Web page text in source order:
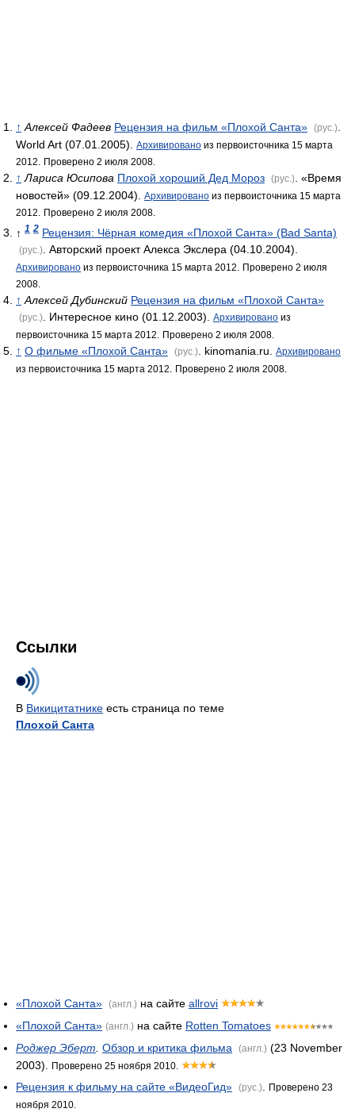
↑ Алексей Фадеев Рецензия на фильм «Плохой Санта» (рус.)
World Art (07.01.2005).
Архивировано из первоисточника 15 марта
2012.
Проверено 2 июля 2008.
↑ Лариса Юсипова Плохой хороший Дед Мороз (рус.) . «Время
новостей» (09.12.2004).
Архивировано из первоисточника 15 марта
2012.
Проверено 2 июля 2008.
↑ 1 2 Рецензия: Чёрная комедия «Плохой Санта» (Bad Santa)
(рус.) . Авторский проект Алекса Экслера (04.10.2004).
Архивировано из первоисточника 15 марта 2012.
Проверено 2 июля
2008.
↑ Алексей Дубинский Рецензия на фильм «Плохой Санта»
(рус.) . Интересное кино (01.12.2003). Архивировано из
первоисточника 15 марта 2012.
Проверено 2 июля 2008.
↑ О фильме «Плохой Санта» (рус.) . kinomania.ru.
Архивировано
из первоисточника 15 марта 2012.
Проверено 2 июля 2008.
Ссылки
В Викицитатнике есть страница по теме
Плохой Санта
«Плохой Санта» (англ.) на сайте allrovi
«Плохой Санта» (англ.) на сайте Rotten Tomatoes
Роджер Эберт Обзор и критика фильма (англ.) (23 November
2003).
Проверено 25 ноября 2010.
Рецензия к фильму на сайте «ВидеоГид» (рус.)
Проверено 23
ноября 2010.